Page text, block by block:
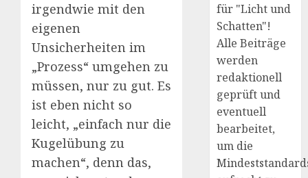
irgendwie mit den
eigenen
Unsicherheiten im
„Prozess“ umgehen zu
müssen, nur zu gut. Es
ist eben nicht so
leicht, „einfach nur die
Kugelübung zu
machen“, denn das,
für "Licht und
Schatten"!
Alle Beiträge
werden
redaktionell
geprüft und
eventuell
bearbeitet,
um die